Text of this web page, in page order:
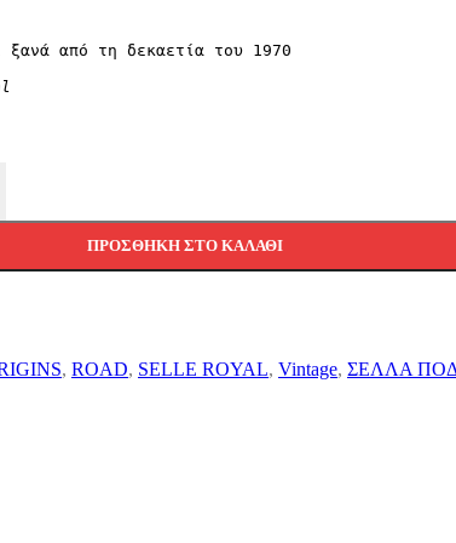
ξανά από τη δεκαετία του 1970
ΠΡΟΣΘΉΚΗ ΣΤΟ ΚΑΛΆΘΙ
, ROAD, SELLE ROYAL, Vintage, ΣΕΛΛΑ